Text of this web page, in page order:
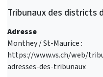
Tribunaux des districts
Adresse
Monthey / St-Maurice :
https://www.vs.ch/web/
adresses-des-tribunaux